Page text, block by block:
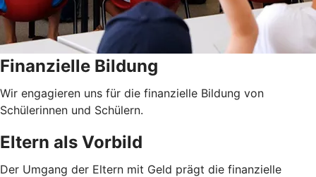
Finanzielle Bildung
Wir engagieren uns für die finanzielle Bildung von
Schülerinnen und Schülern.
Eltern als Vorbild
Der Umgang der Eltern mit Geld prägt die finanzielle